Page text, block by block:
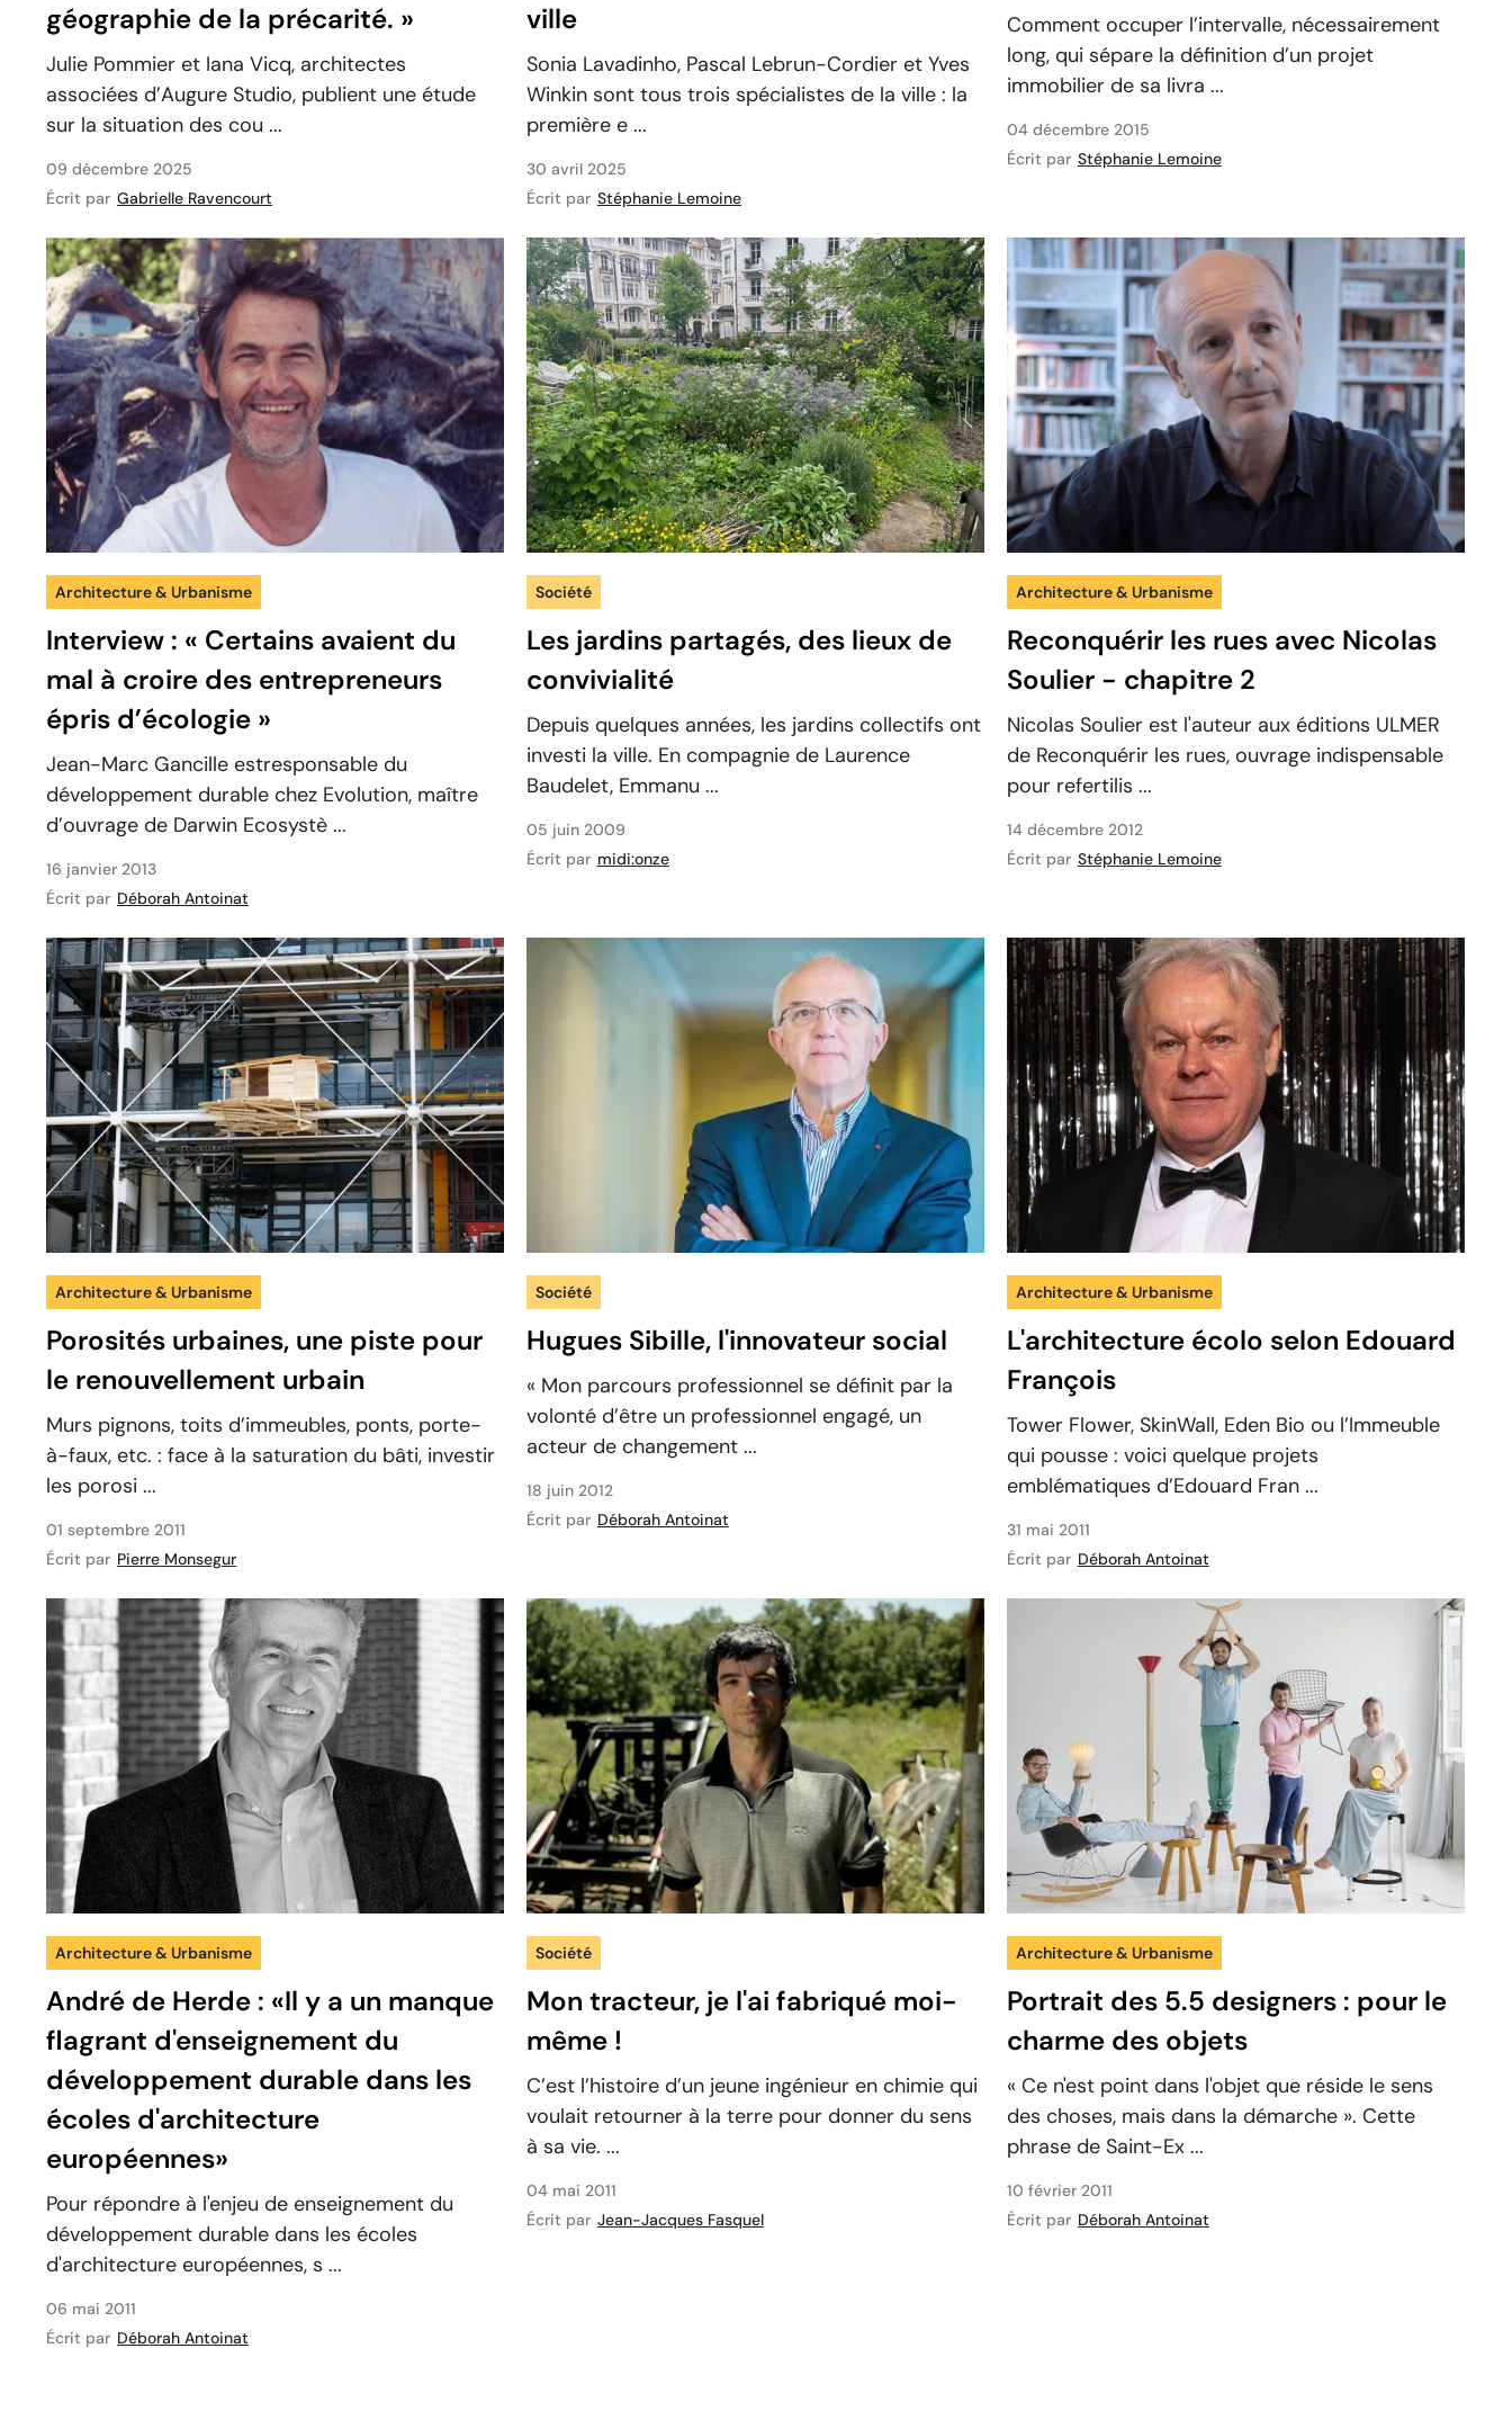
géographie de la précarité. »
Julie Pommier et Iana Vicq, architectes
associées d’Augure Studio, publient une étude
sur la situation des cou ...
09 décembre 2025
Écrit par Gabrielle Ravencourt
ville
Sonia Lavadinho, Pascal Lebrun-Cordier et Yves
Winkin sont tous trois spécialistes de la ville : la
première e ...
30 avril 2025
Écrit par Stéphanie Lemoine
Comment occuper l’intervalle, nécessairement
long, qui sépare la définition d’un projet
immobilier de sa livra ...
04 décembre 2015
Écrit par Stéphanie Lemoine
Architecture & Urbanisme
Interview : « Certains avaient du
mal à croire des entrepreneurs
épris d’écologie »
Jean-Marc Gancille estresponsable du
développement durable chez Evolution, maître
d’ouvrage de Darwin Ecosystè ...
16 janvier 2013
Écrit par Déborah Antoinat
Société
Les jardins partagés, des lieux de
convivialité
Depuis quelques années, les jardins collectifs ont
investi la ville. En compagnie de Laurence
Baudelet, Emmanu ...
05 juin 2009
Écrit par midi:onze
Architecture & Urbanisme
Reconquérir les rues avec Nicolas
Soulier - chapitre 2
Nicolas Soulier est l'auteur aux éditions ULMER
de Reconquérir les rues, ouvrage indispensable
pour refertilis ...
14 décembre 2012
Écrit par Stéphanie Lemoine
Architecture & Urbanisme
Porosités urbaines, une piste pour
le renouvellement urbain
Murs pignons, toits d’immeubles, ponts, porte-
à-faux, etc. : face à la saturation du bâti, investir
les porosi ...
01 septembre 2011
Écrit par Pierre Monsegur
Société
Hugues Sibille, l'innovateur social
« Mon parcours professionnel se définit par la
volonté d’être un professionnel engagé, un
acteur de changement ...
18 juin 2012
Écrit par Déborah Antoinat
Architecture & Urbanisme
L'architecture écolo selon Edouard
François
Tower Flower, SkinWall, Eden Bio ou l’Immeuble
qui pousse : voici quelque projets
emblématiques d’Edouard Fran ...
31 mai 2011
Écrit par Déborah Antoinat
Architecture & Urbanisme
André de Herde : «Il y a un manque
flagrant d'enseignement du
développement durable dans les
écoles d'architecture
européennes»
Pour répondre à l'enjeu de enseignement du
développement durable dans les écoles
d'architecture européennes, s ...
06 mai 2011
Écrit par Déborah Antoinat
Société
Mon tracteur, je l'ai fabriqué moi-
même !
C’est l’histoire d’un jeune ingénieur en chimie qui
voulait retourner à la terre pour donner du sens
à sa vie. ...
04 mai 2011
Écrit par Jean-Jacques Fasquel
Architecture & Urbanisme
Portrait des 5.5 designers : pour le
charme des objets
« Ce n'est point dans l'objet que réside le sens
des choses, mais dans la démarche ». Cette
phrase de Saint-Ex ...
10 février 2011
Écrit par Déborah Antoinat